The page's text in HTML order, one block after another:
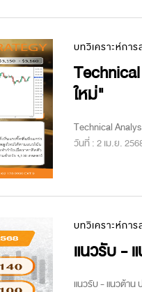
บทวิเคราะห์กา
ใหม่"
Technical
วันที่ : 2 เม.ย.
บทวิเคราะห์กา
แนวรับ -
แนวรับ - แนวต้าน